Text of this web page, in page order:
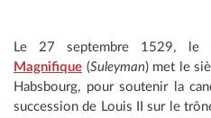
Le 27 septembre 1529, le
Magnifique (Suleyman) met le
Habsbourg, pour soutenir la
succession de Louis II sur le